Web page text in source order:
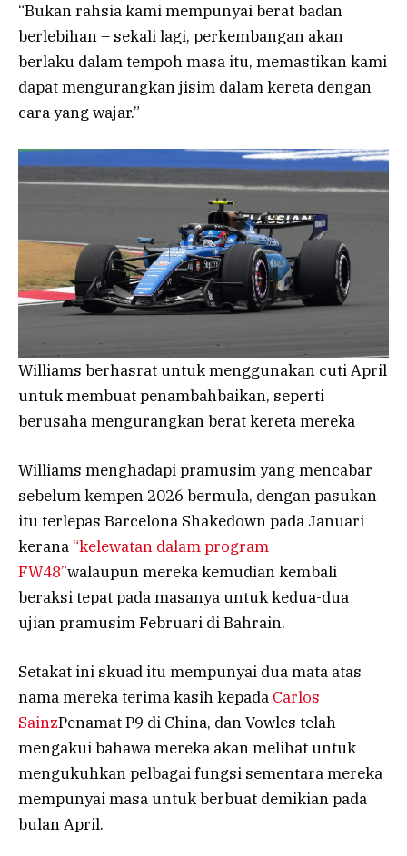
“Bukan rahsia kami mempunyai berat badan
berlebihan – sekali lagi, perkembangan akan
berlaku dalam tempoh masa itu, memastikan kami
dapat mengurangkan jisim dalam kereta dengan
cara yang wajar.”
Williams berhasrat untuk menggunakan cuti April
untuk membuat penambahbaikan, seperti
berusaha mengurangkan berat kereta mereka
Williams menghadapi pramusim yang mencabar
sebelum kempen 2026 bermula, dengan pasukan
itu terlepas Barcelona Shakedown pada Januari
kerana “kelewatan dalam program
FW48”walaupun mereka kemudian kembali
beraksi tepat pada masanya untuk kedua-dua
ujian pramusim Februari di Bahrain.
Setakat ini skuad itu mempunyai dua mata atas
nama mereka terima kasih kepada Carlos
SainzPenamat P9 di China, dan Vowles telah
mengakui bahawa mereka akan melihat untuk
mengukuhkan pelbagai fungsi sementara mereka
mempunyai masa untuk berbuat demikian pada
bulan April.